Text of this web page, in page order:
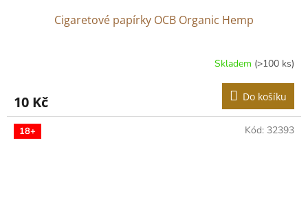
Cigaretové papírky OCB Organic Hemp
Skladem (>100 ks)
10 Kč Do košíku
18+ Kód: 32393